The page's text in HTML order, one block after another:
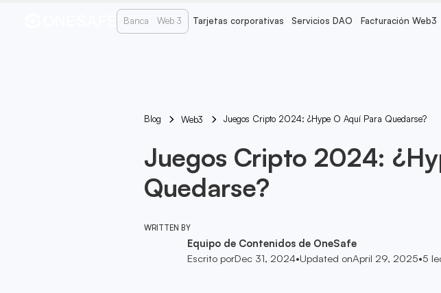
Banca Web 3 Tarjetas corporativas Servicios DAO Facturación Web3
Blog Web3 Juegos Cripto 2024: ¿Hype O Aquí Para Quedarse?
Juegos Cripto 2024:
Quedarse?
WRITTEN BY
Equipo de Contenidos de OneSafe
Escrito porDec 31, 2024•Updated onApril 29, 2025•5